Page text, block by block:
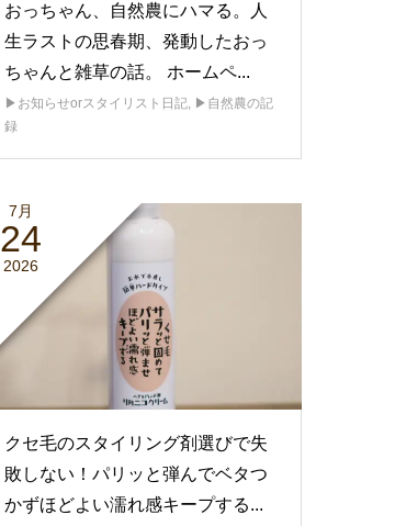
おっちゃん、自然農にハマる。人
生ラストの思春期、発動したおっ
ちゃんと雑草の話。 ホームペ...
▶︎お知らせorスタイリスト日記, ▶︎自然農の記
録
7月
24
2026
クセ毛のスタイリング剤選びで失
敗しない！パリッと弾んでベタつ
かずほどよい濡れ感キープする...